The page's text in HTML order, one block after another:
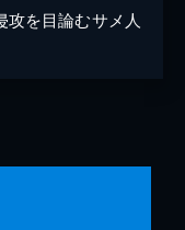
攻を目論むサメ人